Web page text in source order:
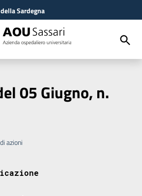
Sardegna
05 Giugno, n.
azioni